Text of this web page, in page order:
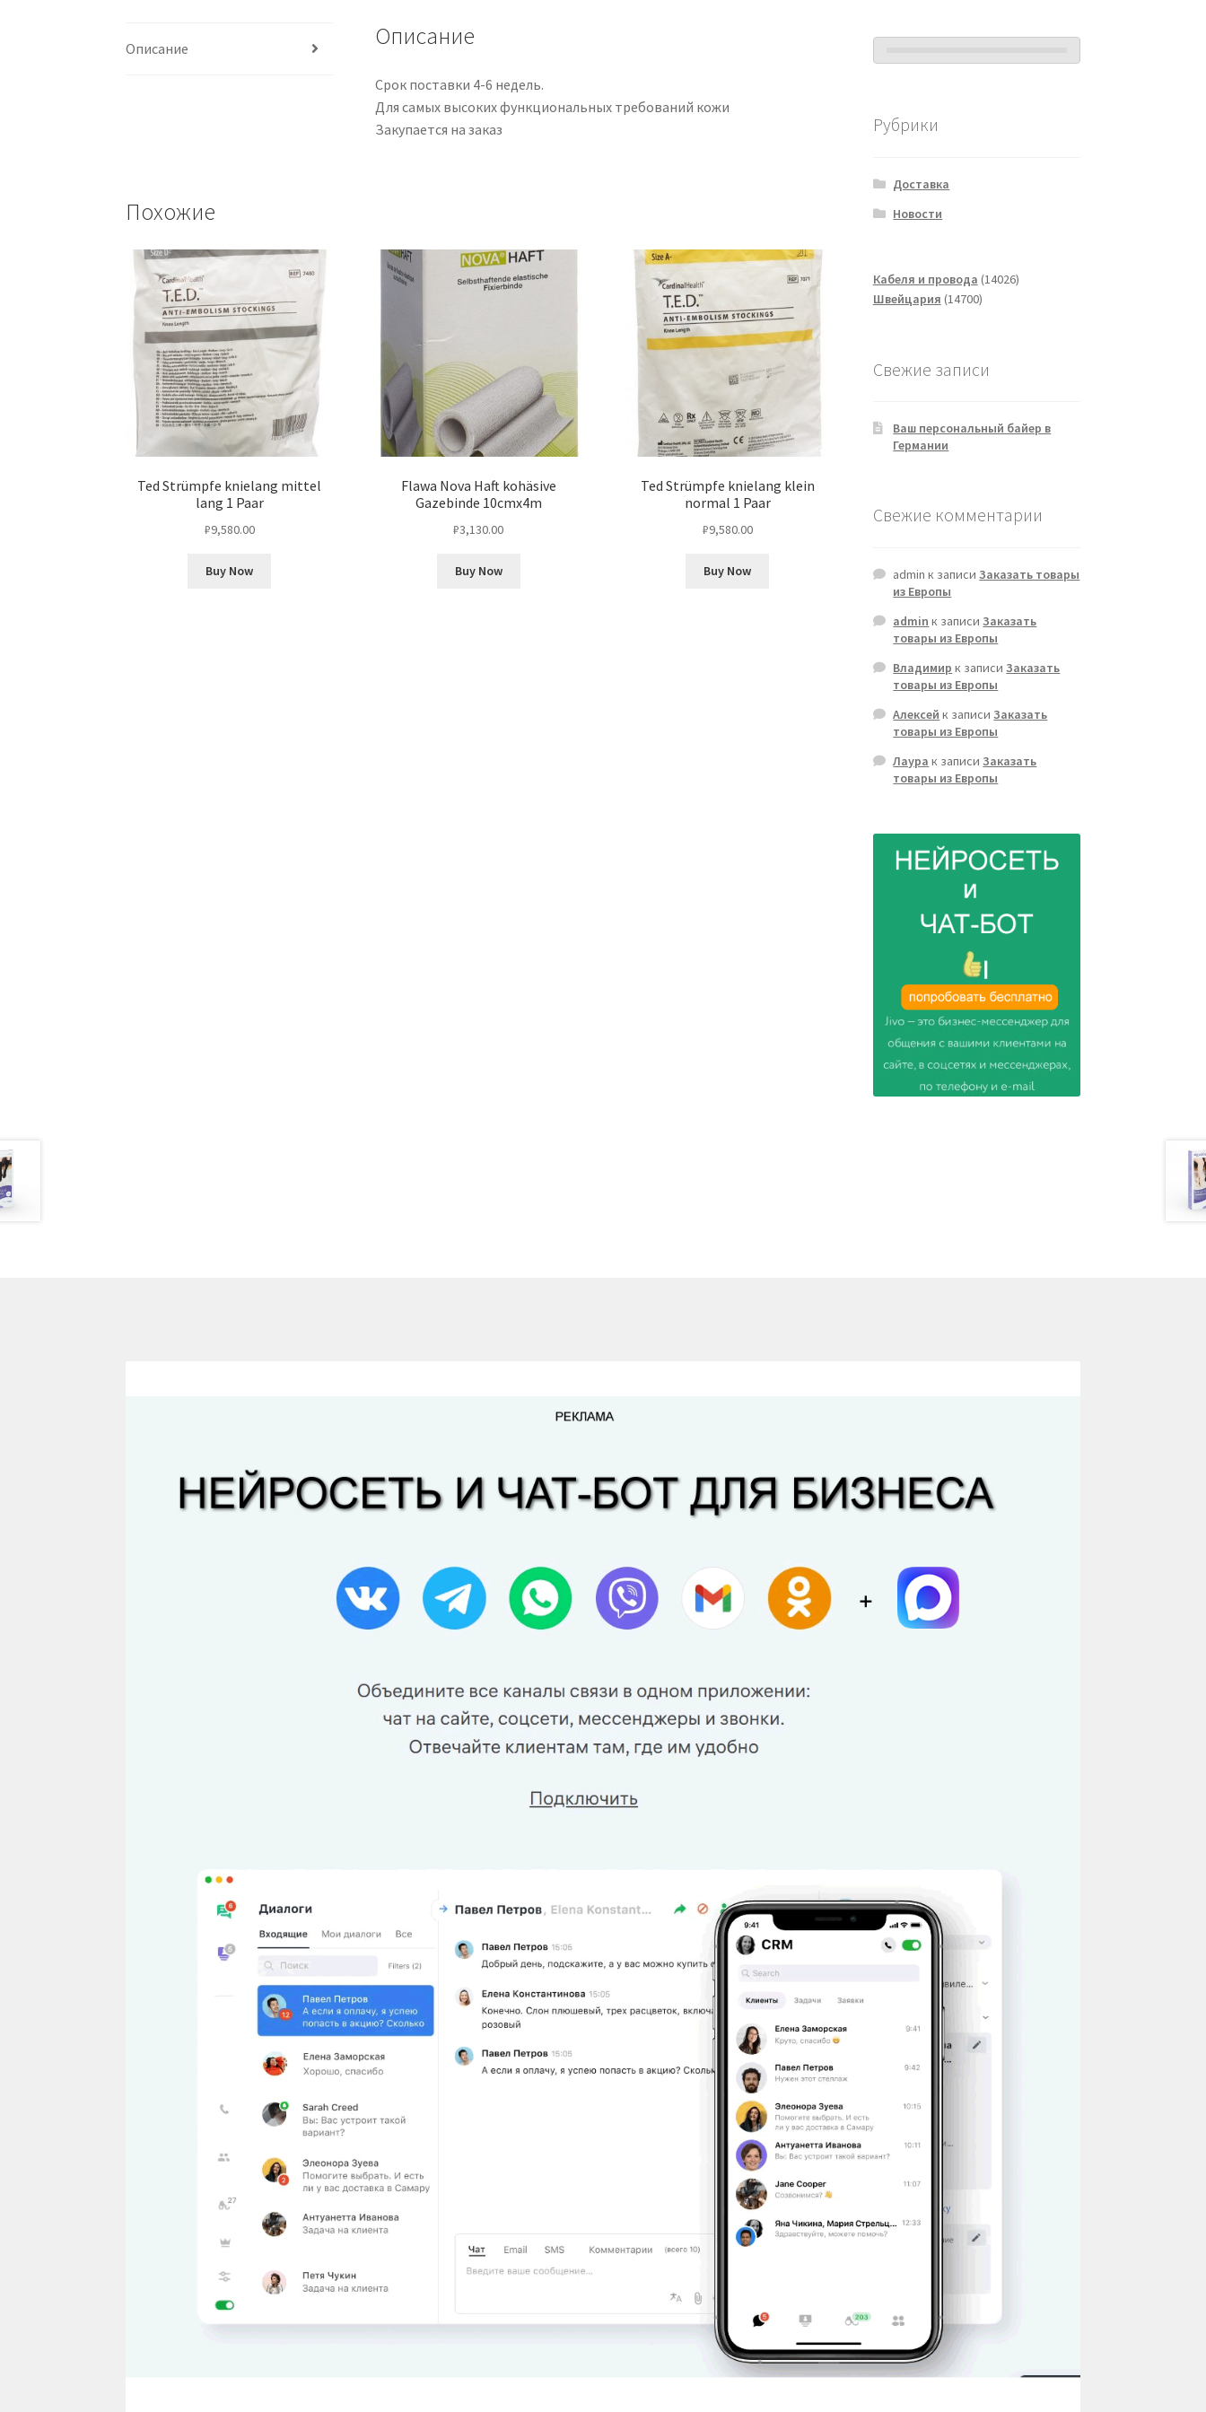
SVHR
Описание Описание
Срок поставки 4-6 недель.
Для самых высоких функциональных требований кожи
Закупается на заказ
Похожие
Ted Strümpfe knielang mittel
lang 1 Paar
₽9,580.00
Buy Now
Flawa Nova Haft kohäsive
Gazebinde 10cmx4m
₽3,130.00
Buy Now
Ted Strümpfe knielang klein
normal 1 Paar
₽9,580.00
Buy Now
Рубрики
Доставка
Новости
Кабеля и провода 1402614026
Швейцария 1470014700
Свежие записи
Ваш персональный байер в
Германии
Свежие комментарии
admin к записиЗаказать товары
из Европы
admin к записиЗаказать
товары из Европы
Владимир к записиЗаказать
товары из Европы
Алексей к записиЗаказать
товары из Европы
Лаура к записиЗаказать
товары из Европы